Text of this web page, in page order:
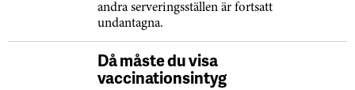
andra serveringsställen är fortsatt
undantagna.
Då måste du visa
vaccinationsintyg